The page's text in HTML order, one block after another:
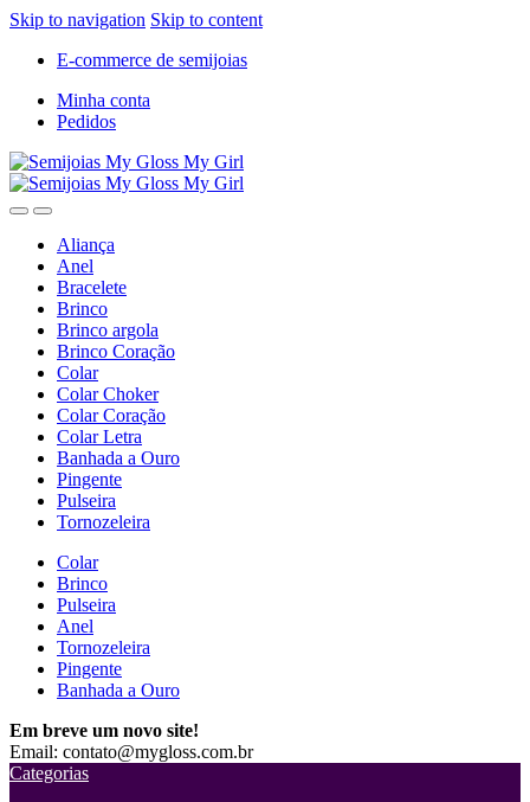
Skip to navigation Skip to content
E-commerce de semijoias
Minha conta
Pedidos
Aliança
Anel
Bracelete
Brinco
Brinco argola
Brinco Coração
Colar
Colar Choker
Colar Coração
Colar Letra
Banhada a Ouro
Pingente
Pulseira
Tornozeleira
Colar
Brinco
Pulseira
Anel
Tornozeleira
Pingente
Banhada a Ouro
Em breve um novo site!
Email: contato@mygloss.com.br
Categorias